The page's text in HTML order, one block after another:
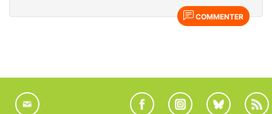
COMMENTER